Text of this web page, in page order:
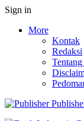
Sign in
More
Kontak
Redaksi